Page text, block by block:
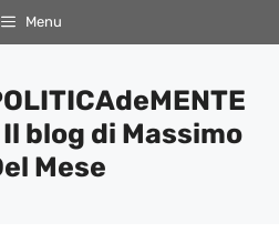
Menu
blog di Massimo
Mese